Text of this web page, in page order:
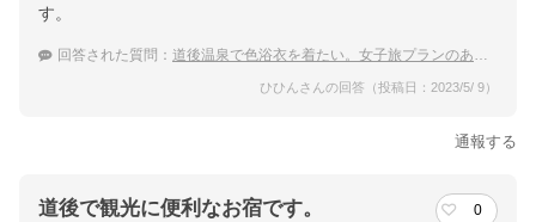
す。
回答された質問： 道後温泉で色浴衣を着たい。女子旅プランのある宿を教えて
ひひんさんの回答（投稿日：2023/5/ 9）
通報する
道後で観光に便利なお宿です。 0